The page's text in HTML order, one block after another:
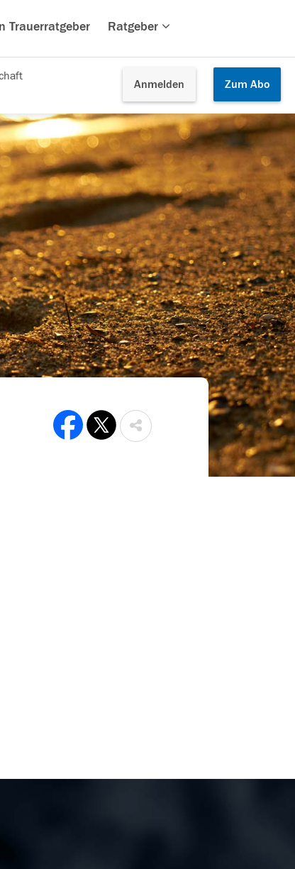
Trauerratgeber Ratgeber
Anmelden Zum Abo